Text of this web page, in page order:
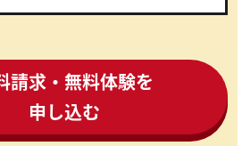
請求・無料体験を
申し込む